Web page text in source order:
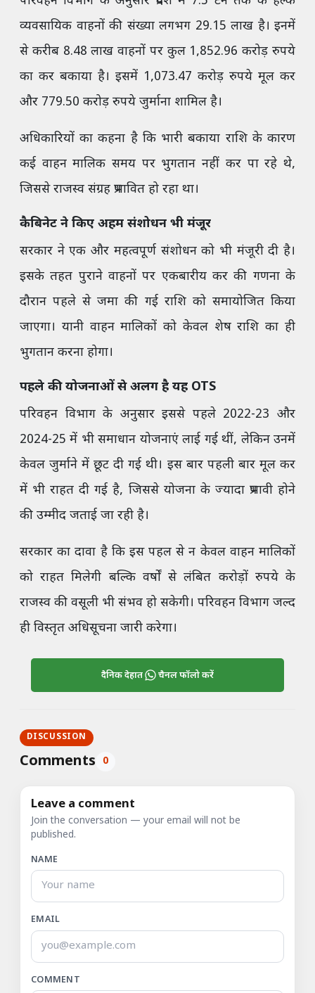
व्यवसायिक वाहनों की संख्या लगभग 29.15 लाख है। इनमें
से करीब 8.48 लाख वाहनों पर कुल 1,852.96 करोड़ रुपये
का कर बकाया है। इसमें 1,073.47 करोड़ रुपये मूल कर
और 779.50 करोड़ रुपये जुर्माना शामिल है।
अधिकारियों का कहना है कि भारी बकाया राशि के कारण
कई वाहन मालिक समय पर भुगतान नहीं कर पा रहे थे,
जिससे राजस्व संग्रह प्रभावित हो रहा था।
कैबिनेट ने किए अहम संशोधन भी मंजूर
सरकार ने एक और महत्वपूर्ण संशोधन को भी मंजूरी दी है।
इसके तहत पुराने वाहनों पर एकबारीय कर की गणना के
दौरान पहले से जमा की गई राशि को समायोजित किया
जाएगा। यानी वाहन मालिकों को केवल शेष राशि का ही
भुगतान करना होगा।
पहले की योजनाओं से अलग है यह OTS
परिवहन विभाग के अनुसार इससे पहले 2022-23 और
2024-25 में भी समाधान योजनाएं लाई गई थीं, लेकिन उनमें
केवल जुर्माने में छूट दी गई थी। इस बार पहली बार मूल कर
में भी राहत दी गई है, जिससे योजना के ज्यादा प्रभावी होने
की उम्मीद जताई जा रही है।
सरकार का दावा है कि इस पहल से न केवल वाहन मालिकों
को राहत मिलेगी बल्कि वर्षों से लंबित करोड़ों रुपये के
राजस्व की वसूली भी संभव हो सकेगी। परिवहन विभाग जल्द
ही विस्तृत अधिसूचना जारी करेगा।
दैनिक देहात चैनल फॉलो करें
DISCUSSION
Comments 0
Leave a comment
Join the conversation — your email will not be
published.
NAME
EMAIL
COMMENT